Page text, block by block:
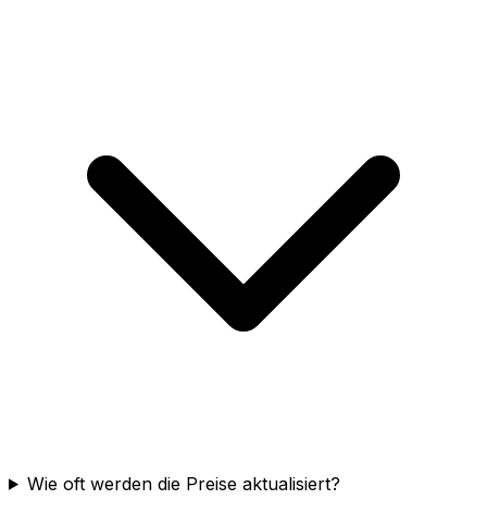
Wie oft werden die Preise aktualisiert?